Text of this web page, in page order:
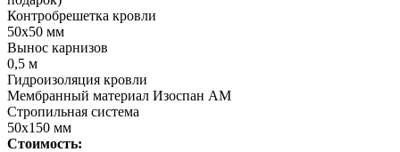
Контробрешетка кровли
50х50 мм
Вынос карнизов
0,5 м
Гидроизоляция кровли
Мембранный материал Изоспан АМ
Стропильная система
50х150 мм
Стоимость: